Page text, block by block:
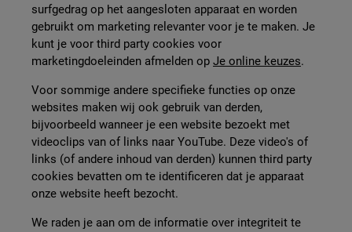
surfgedrag op het aangesloten apparaat en worden
gebruikt om marketing relevanter voor je te maken. Je
kunt je voor third party cookies voor
marketingdoeleinden afmelden op Je online keuzes.
Voor sommige andere specifieke functies op onze
websites maken wij ook gebruik van derden,
bijvoorbeeld wanneer je een website bezoekt met
videoclips van of links naar YouTube. Deze video's of
links (of andere inhoud van derden) kunnen third party
cookies bevatten om te identificeren dat je apparaat
onze website heeft bezocht.
We raden je aan om de informatie over integriteit te